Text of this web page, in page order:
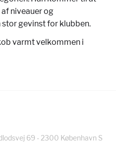
niveauer og
gevinst for klubben.
varmt velkommen i
69 - 2300 København S